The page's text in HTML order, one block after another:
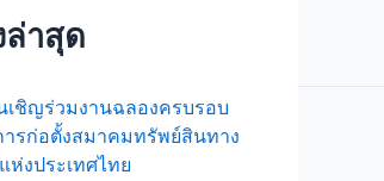
ล่าสุด
เชิญร่วมงานฉลองครบรอบ
รก่อตั้งสมาคมทรัพย์สินทาง
งประเทศไทย